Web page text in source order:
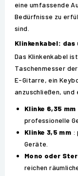
eine umfassende
Bedürfnisse zu
sind.
Klinkenkabel: das
Das Klinkenkabel
Taschenmesser
E-Gitarre, ein
anzuschließen, und
Klinke 6,35 mm
professionelle
Klinke 3,5 mm :
Geräte.
Mono oder
reichen